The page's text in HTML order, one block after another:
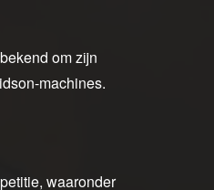
om zijn
machines.
waaronder